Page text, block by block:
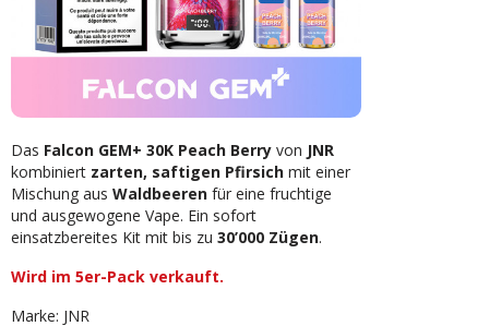
Das Falcon GEM+ 30K Peach Berry von JNR
kombiniert zarten, saftigen Pfirsich mit einer
Mischung aus Waldbeeren für eine fruchtige
und ausgewogene Vape. Ein sofort
einsatzbereites Kit mit bis zu 30’000 Zügen.
Wird im 5er-Pack verkauft.
Marke: JNR